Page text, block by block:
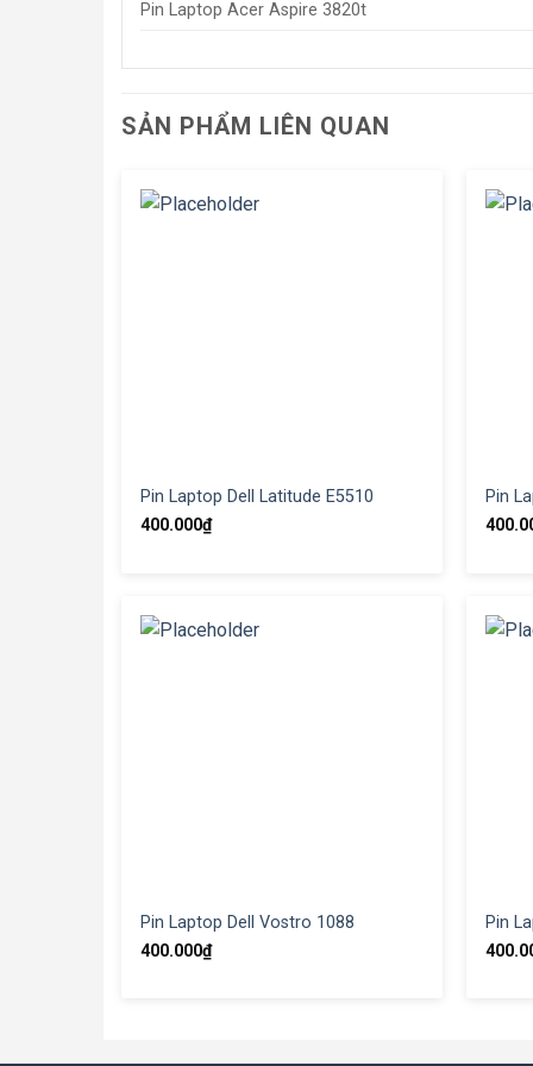
Pin Laptop Acer Aspire 3820t
SẢN PHẨM LIÊN QUAN
Pin Laptop Dell Latitude E5510
400.000₫
Pin
Pin Laptop Dell Vostro 1088
400.000₫
Pin